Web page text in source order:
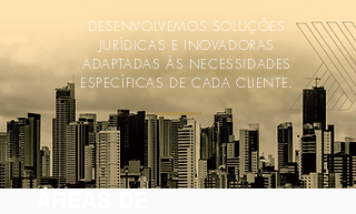
DESENVOLVEMOS SOLUÇÕES
JURÍDICAS E INOVADORAS
ADAPTADAS ÀS NECESSIDADES
ESPECÍFICAS DE CADA CLIENTE.